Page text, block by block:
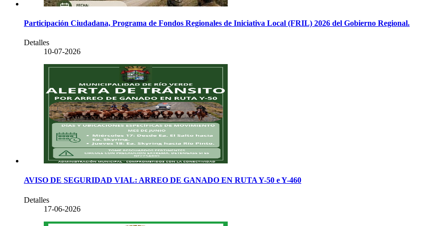
Participación Ciudadana, Programa de Fondos Regionales de Iniciativa Local (FRIL) 2026 del Gobierno Regional.
Detalles
10-07-2026
AVISO DE SEGURIDAD VIAL: ARREO DE GANADO EN RUTA Y-50 e Y-460
Detalles
17-06-2026